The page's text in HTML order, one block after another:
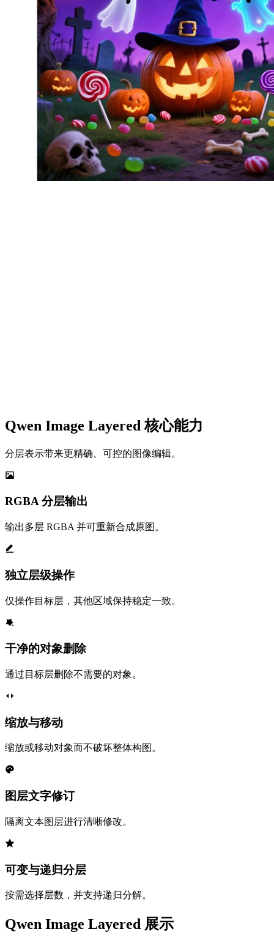
Qwen Image Layered 核心能力
分层表示带来更精确、可控的图像编辑。
RGBA 分层输出
输出多层 RGBA 并可重新合成原图。
独立层级操作
仅操作目标层，其他区域保持稳定一致。
干净的对象删除
通过目标层删除不需要的对象。
缩放与移动
缩放或移动对象而不破坏整体构图。
图层文字修订
隔离文本图层进行清晰修改。
可变与递归分层
按需选择层数，并支持递归分解。
Qwen Image Layered 展示